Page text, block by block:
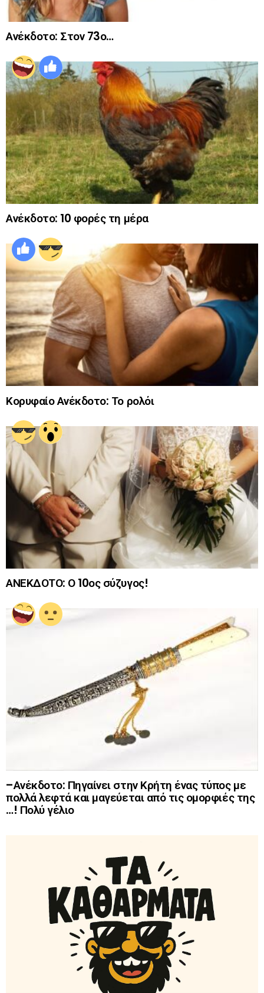
Ανέκδοτο: Στον 73ο…
Ανέκδοτο: 10 φορές τη μέρα
Κορυφαίο Ανέκδοτο: Το ρολόι
ΑΝΕΚΔΟΤΟ: Ο 10ος σύζυγος!
–Ανέκδοτο: Πηγαίνει στην Κρήτη ένας τύπος με
πολλά λεφτά και μαγεύεται από τις ομορφιές της
…! Πολύ γέλιο